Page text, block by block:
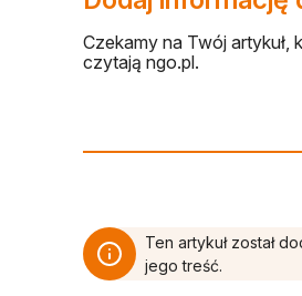
Czekamy na Twój
czytają ngo.pl.
Ten artykuł został
jego treść.